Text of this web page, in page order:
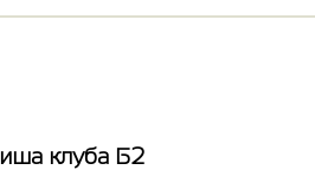
клуба Б2